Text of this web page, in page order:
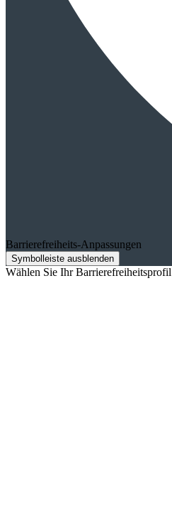
Barrierefreiheits-Anpassungen
Symbolleiste ausblenden
Wählen Sie Ihr Barrierefreiheitsprofil